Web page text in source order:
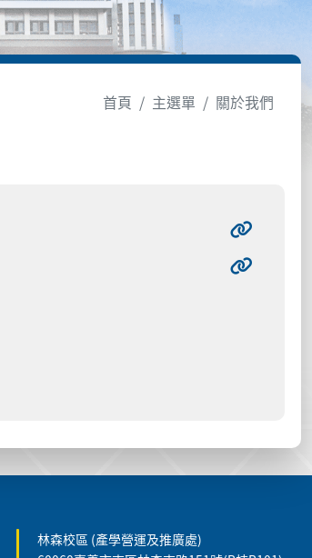
首頁
主選單 關於我們
林森校區 (產學營運及推廣處)